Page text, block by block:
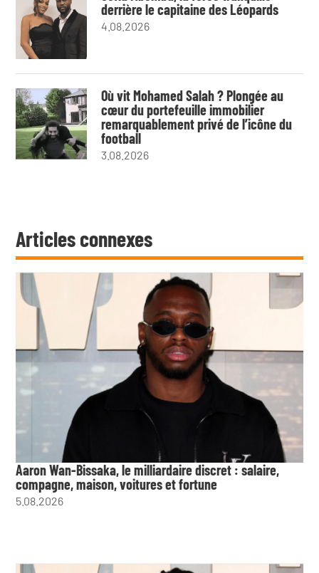
derrière le capitaine des Léopards
4.08.2026
Où vit Mohamed Salah ? Plongée au
cœur du portefeuille immobilier
remarquablement privé de l’icône du
football
3.08.2026
Articles connexes
Aaron Wan-Bissaka, le milliardaire discret : salaire,
compagne, maison, voitures et fortune
5.08.2026